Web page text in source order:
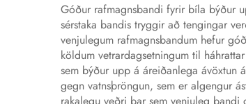
Góður rafmagnsbandi fyrir bíla býður
sérstaka bandis tryggir að tengingar
venjulegum rafmagnsbandum hefur
köldum vetrardagsetningum til
sem býður upp á áreiðanlega ávöxtun
gegn vatnsþröngun, sem er algengur
rakalegu veðri þar sem venjuleg